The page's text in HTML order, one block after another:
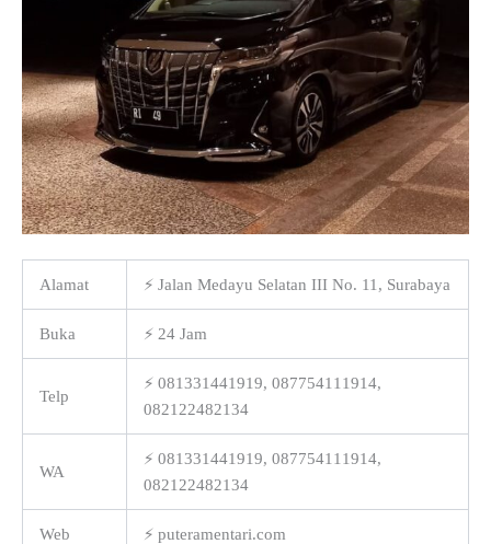
Alamat ⚡ Jalan Medayu Selatan III No. 11, Surabaya
Buka ⚡ 24 Jam
Telp
⚡ 081331441919, 087754111914,
082122482134
WA
⚡ 081331441919, 087754111914,
082122482134
Web ⚡ puteramentari.com